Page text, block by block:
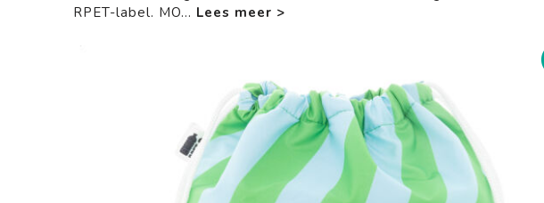
RPET-label. MO...